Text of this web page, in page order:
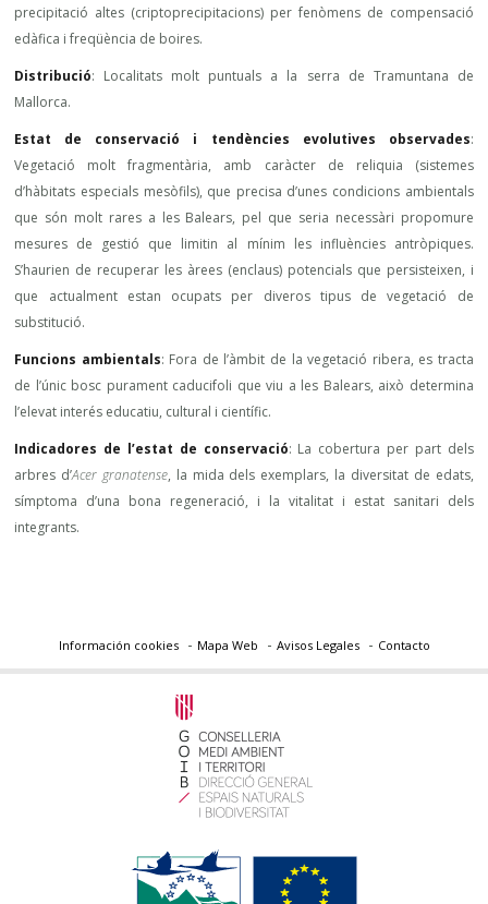
precipitació altes (criptoprecipitacions) per fenòmens de compensació
edàfica i freqüència de boires.
Distribució: Localitats molt puntuals a la serra de Tramuntana de
Mallorca.
Estat de conservació i tendències evolutives observades:
Vegetació molt fragmentària, amb caràcter de reliquia (sistemes
d’hàbitats especials mesòfils), que precisa d’unes condicions ambientals
que són molt rares a les Balears, pel que seria necessàri propomure
mesures de gestió que limitin al mínim les influències antròpiques.
S’haurien de recuperar les àrees (enclaus) potencials que persisteixen, i
que actualment estan ocupats per diveros tipus de vegetació de
substitució.
Funcions ambientals: Fora de l’àmbit de la vegetació ribera, es tracta
de l’únic bosc purament caducifoli que viu a les Balears, això determina
l’elevat interés educatiu, cultural i científic.
Indicadores de l’estat de conservació: La cobertura per part dels
arbres d’Acer granatense, la mida dels exemplars, la diversitat de edats,
símptoma d’una bona regeneració, i la vitalitat i estat sanitari dels
integrants.
Información cookies Mapa Web Avisos Legales Contacto